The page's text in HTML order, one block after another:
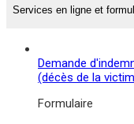
Services en ligne et
Demande
(décès de la
Formulaire